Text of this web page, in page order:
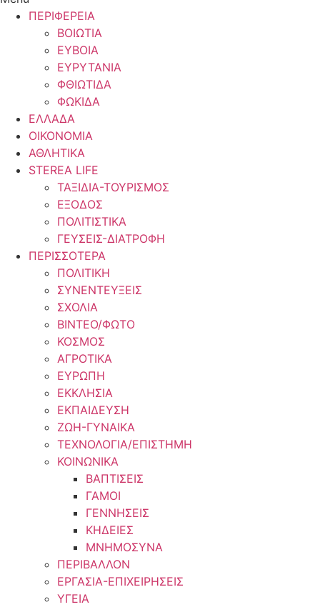
ΠΕΡΙΦΕΡΕΙΑ
ΒΟΙΩΤΙΑ
ΕΥΒΟΙΑ
ΕΥΡΥΤΑΝΙΑ
ΦΘΙΩΤΙΔΑ
ΦΩΚΙΔΑ
ΕΛΛΑΔΑ
ΟΙΚΟΝΟΜΙΑ
ΑΘΛΗΤΙΚΑ
STEREA LIFE
ΤΑΞΙΔΙΑ-ΤΟΥΡΙΣΜΟΣ
ΕΞΟΔΟΣ
ΠΟΛΙΤΙΣΤΙΚΑ
ΓΕΥΣΕΙΣ-ΔΙΑΤΡΟΦΗ
ΠΕΡΙΣΣΟΤΕΡΑ
ΠΟΛΙΤΙΚΗ
ΣΥΝΕΝΤΕΥΞΕΙΣ
ΣΧΟΛΙΑ
ΒΙΝΤΕΟ/ΦΩΤΟ
ΚΟΣΜΟΣ
ΑΓΡΟΤΙΚΑ
ΕΥΡΩΠΗ
ΕΚΚΛΗΣΙΑ
ΕΚΠΑΙΔΕΥΣΗ
ΖΩΗ-ΓΥΝΑΙΚΑ
ΤΕΧΝΟΛΟΓΙΑ/ΕΠΙΣΤΗΜΗ
ΚΟΙΝΩΝΙΚΑ
ΒΑΠΤΙΣΕΙΣ
ΓΑΜΟΙ
ΓΕΝΝΗΣΕΙΣ
ΚΗΔΕΙΕΣ
ΜΝΗΜΟΣΥΝΑ
ΠΕΡΙΒΑΛΛΟΝ
ΕΡΓΑΣΙΑ-ΕΠΙΧΕΙΡΗΣΕΙΣ
ΥΓΕΙΑ